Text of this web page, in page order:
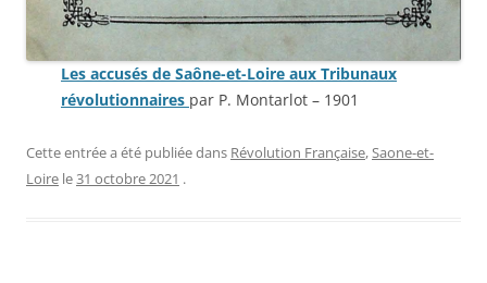
Les accusés de Saône-et-Loire aux Tribunaux
révolutionnaires par P. Montarlot – 1901
Cette entrée a été publiée dans Révolution Française,Saone-et-
Loire le31 octobre 2021 .